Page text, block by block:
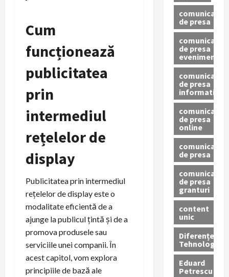
Cum
funcționează
publicitatea
prin
intermediul
rețelelor de
display
Publicitatea prin intermediul
rețelelor de display este o
modalitate eficientă de a
ajunge la publicul țintă și de a
promova produsele sau
serviciile unei companii. În
acest capitol, vom explora
principiile de bază ale
comunicat
de presa
comunicat
de presa
eveniment
comunicat
de presa
informativ
comunicat
de presa
online
comunicate
de presa
comunicate
de presa
granturi
content
unic
Diferențe
Tehnologice
Eduard
Petrescu